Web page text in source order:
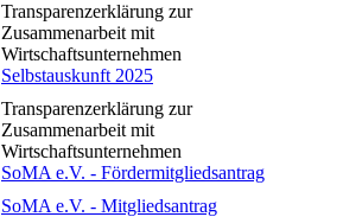
Transparenzerklärung zur
Zusammenarbeit mit
Wirtschaftsunternehmen
Selbstauskunft 2025
Transparenzerklärung zur
Zusammenarbeit mit
Wirtschaftsunternehmen
SoMA e.V. - Fördermitgliedsantrag
SoMA e.V. - Mitgliedsantrag